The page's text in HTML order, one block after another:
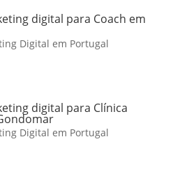
digital para Coach em
Digital em Portugal
digital para Clínica
Digital em Portugal